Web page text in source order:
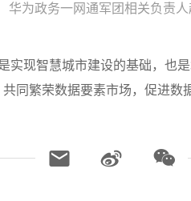
华为政务一网通军团相关负责人
实现智慧城市建设的基础，也
同繁荣数据要素市场，促进数